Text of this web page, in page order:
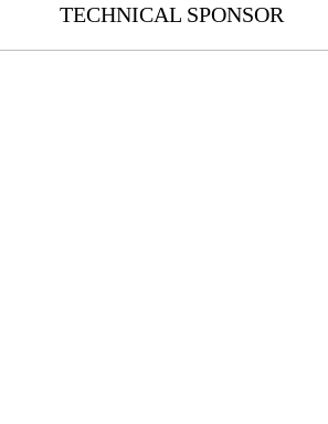
TECHNICAL SPONSOR